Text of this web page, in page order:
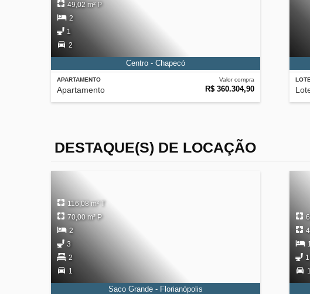
APARTAMENTO
Apartamento
Valor compra
R$ 360.304,90
49,02 m² P
2
1
2
Centro - Chapecó
LOTE
DESTAQUE(S) DE LOCAÇÃO
116,08 m² T
70,00 m² P
2
3
2
1
Saco Grande - Florianópolis
1
1